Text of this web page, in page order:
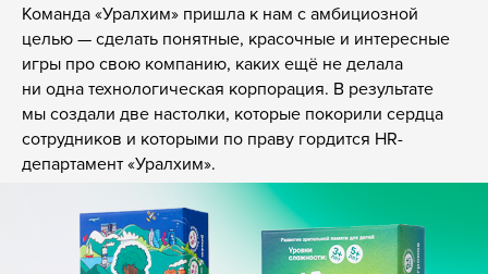
Команда «Уралхим» пришла к нам с амбициозной
целью — сделать понятные, красочные и интересные
игры про свою компанию, каких ещё не делала
ни одна технологическая корпорация. В результате
мы создали две настолки, которые покорили сердца
сотрудников и которыми по праву гордится HR-
департамент «Уралхим».